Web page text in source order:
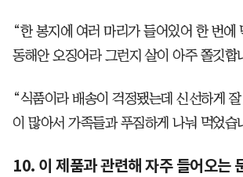
“한 봉지에 여러 마리가 들어있어 한 번에
동해안 오징어라 그런지 살이 아주 쫄깃합
“식품이라 배송이 걱정됐는데 신선하게
이 많아서 가족들과 푸짐하게 나눠 먹었습
10. 이 제품과 관련해 자주 들어오는